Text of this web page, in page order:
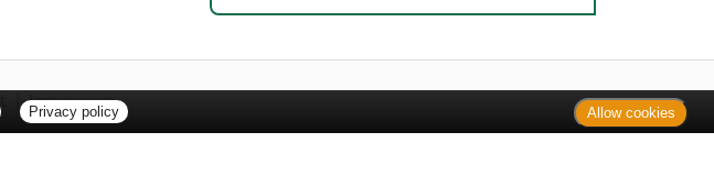
Impressum
Privacy policy Allow cookies